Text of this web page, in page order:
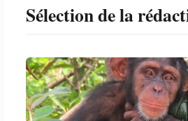
Sélection de la